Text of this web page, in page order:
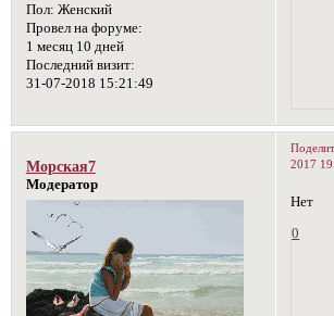
Пол: Женский
Провел на форуме:
1 месяц 10 дней
Последний визит:
31-07-2018 15:21:49
2017
Морская7
Модератор
Нет
0